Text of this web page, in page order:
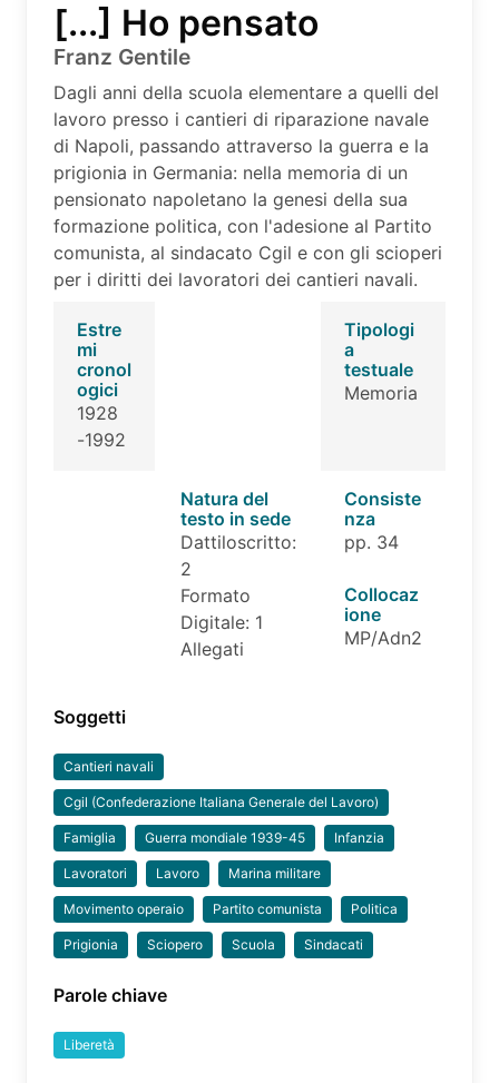
[...] Ho pensato
Franz Gentile
Dagli anni della scuola elementare a quelli del
lavoro presso i cantieri di riparazione navale
di Napoli, passando attraverso la guerra e la
prigionia in Germania: nella memoria di un
pensionato napoletano la genesi della sua
formazione politica, con l'adesione al Partito
comunista, al sindacato Cgil e con gli scioperi
per i diritti dei lavoratori dei cantieri navali.
Estre
mi
cronol
ogici
1928
-1992
Tipologi
a
testuale
Memoria
Natura del
testo in sede
Dattiloscritto:
2
Formato
Digitale: 1
Allegati
Consiste
nza
pp. 34
Collocaz
ione
MP/Adn2
Soggetti
Cantieri navali
Cgil (Confederazione Italiana Generale del Lavoro)
Famiglia Guerra mondiale 1939-45 Infanzia
Lavoratori Lavoro Marina militare
Movimento operaio Partito comunista Politica
Prigionia Sciopero Scuola Sindacati
Parole chiave
Liberetà